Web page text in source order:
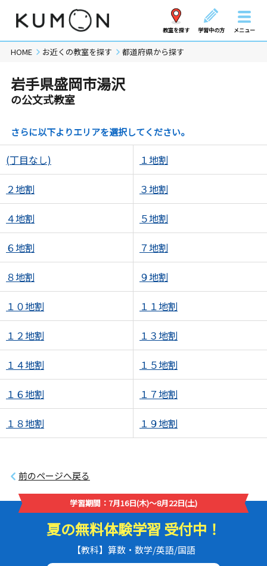
教室を探す 学習中の方 メニュー
HOME お近くの教室を探す 都道府県から探す
岩手県盛岡市湯沢
の公文式教室
さらに以下よりエリアを選択してください。
(丁目なし) １地割
２地割 ３地割
４地割 ５地割
６地割 ７地割
８地割 ９地割
１０地割 １１地割
１２地割 １３地割
１４地割 １５地割
１６地割 １７地割
１８地割 １９地割
前のページへ戻る
学習期間：7月16日(木)～8月22日(土)
夏の無料体験学習 受付中！
【教科】算数・数学/英語/国語